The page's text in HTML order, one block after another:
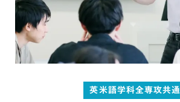
英米語学科全専攻共通